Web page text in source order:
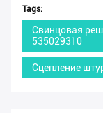
Tags:
Свинцовая
535029310
Сцепление